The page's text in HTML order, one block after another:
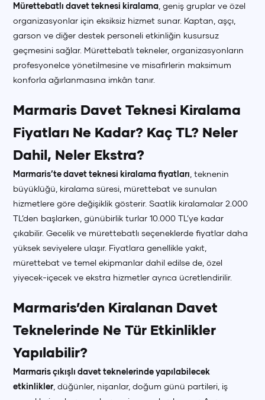
Mürettebatlı davet teknesi kiralama , geniş gruplar ve özel
organizasyonlar için eksiksiz hizmet sunar. Kaptan, aşçı,
garson ve diğer destek personeli etkinliğin kusursuz
geçmesini sağlar. Mürettebatlı tekneler, organizasyonların
profesyonelce yönetilmesine ve misafirlerin maksimum
konforla ağırlanmasına imkân tanır.
Marmaris Davet Teknesi Kiralama
Fiyatları Ne Kadar? Kaç TL? Neler
Dahil, Neler Ekstra?
Marmaris’te davet teknesi kiralama fiyatları , teknenin
büyüklüğü, kiralama süresi, mürettebat ve sunulan
hizmetlere göre değişiklik gösterir. Saatlik kiralamalar 2.000
TL’den başlarken, günübirlik turlar 10.000 TL’ye kadar
çıkabilir. Gecelik ve mürettebatlı seçeneklerde fiyatlar daha
yüksek seviyelere ulaşır. Fiyatlara genellikle yakıt,
mürettebat ve temel ekipmanlar dahil edilse de, özel
yiyecek-içecek ve ekstra hizmetler ayrıca ücretlendirilir.
Marmaris’den Kiralanan Davet
Teknelerinde Ne Tür Etkinlikler
Yapılabilir?
Marmaris çıkışlı davet teknelerinde yapılabilecek
etkinlikler , düğünler, nişanlar, doğum günü partileri, iş